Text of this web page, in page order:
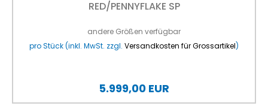
RED/PENNYFLAKE SP
andere Größen verfügbar
pro Stück (inkl. MwSt. zzgl. Versandkosten für Grossartikel)
5.999,00 EUR